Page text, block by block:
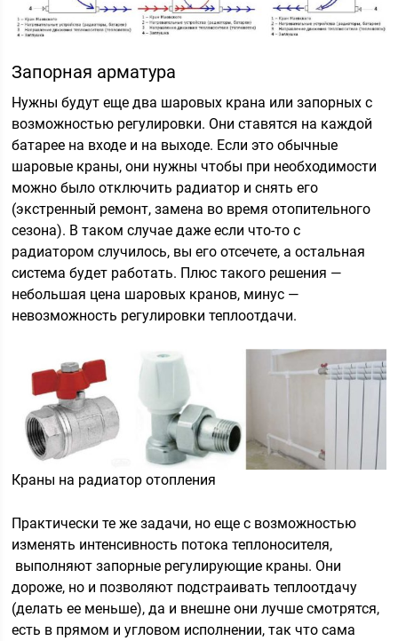
Запорная арматура
Нужны будут еще два шаровых крана или запорных с
возможностью регулировки. Они ставятся на каждой
батарее на входе и на выходе. Если это обычные
шаровые краны, они нужны чтобы при необходимости
можно было отключить радиатор и снять его
(экстренный ремонт, замена во время отопительного
сезона). В таком случае даже если что-то с
радиатором случилось, вы его отсечете, а остальная
система будет работать. Плюс такого решения —
небольшая цена шаровых кранов, минус —
невозможность регулировки теплоотдачи.
Краны на радиатор отопления
Практически те же задачи, но еще с возможностью
изменять интенсивность потока теплоносителя,
выполняют запорные регулирующие краны. Они
дороже, но и позволяют подстраивать теплоотдачу
(делать ее меньше), да и внешне они лучше смотрятся,
есть в прямом и угловом исполнении, так что сама